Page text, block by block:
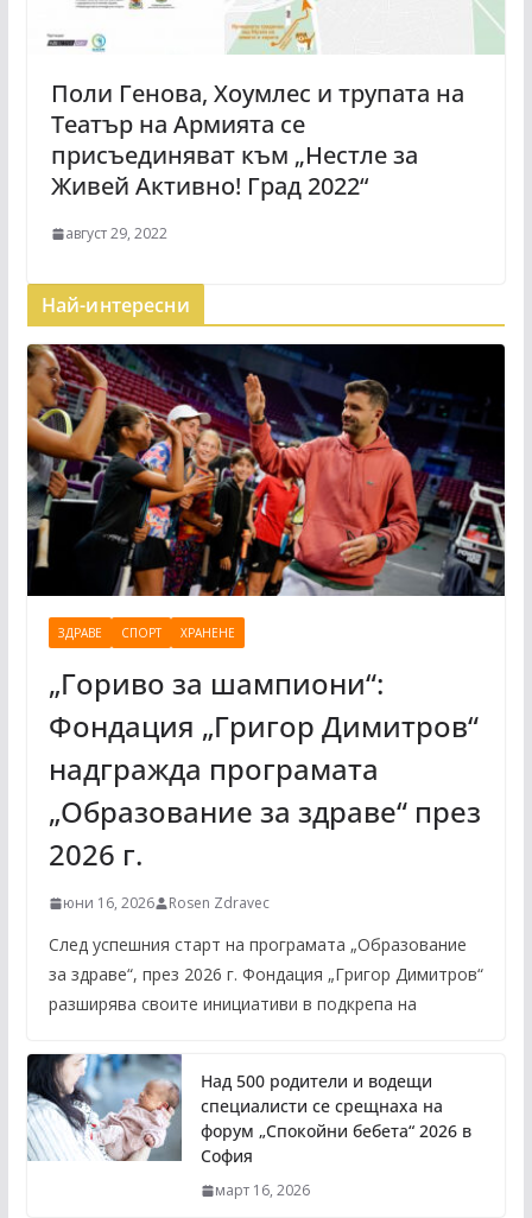
Поли Генова, Хоумлес и трупата на
Театър на Армията се
присъединяват към „Нестле за
Живей Активно! Град 2022“
август 29, 2022
Най-интересни
ЗДРАВЕ СПОРТ ХРАНЕНЕ
„Гориво за шампиони“:
Фондация „Григор Димитров“
надгражда програмата
„Образование за здраве“ през
2026 г.
юни 16, 2026 Rosen Zdravec
След успешния старт на програмата „Образование
за здраве“, през 2026 г. Фондация „Григор Димитров“
разширява своите инициативи в подкрепа на
Над 500 родители и водещи
специалисти се срещнаха на
форум „Спокойни бебета“ 2026 в
София
март 16, 2026